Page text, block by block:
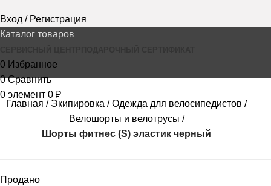
Вход / Регистрация
Каталог товаров
0 Избранное
0 Сравнить
0 элемент 0 ₽
Главная
Экипировка
Одежда для велосипедистов
Велошорты и велотрусы
Шорты фитнес (S) эластик черный
Продано